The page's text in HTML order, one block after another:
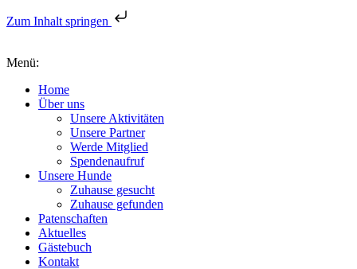
Zum Inhalt springen
Menü:
Home
Über uns
Unsere Aktivitäten
Unsere Partner
Werde Mitglied
Spendenaufruf
Unsere Hunde
Zuhause gesucht
Zuhause gefunden
Patenschaften
Aktuelles
Gästebuch
Kontakt